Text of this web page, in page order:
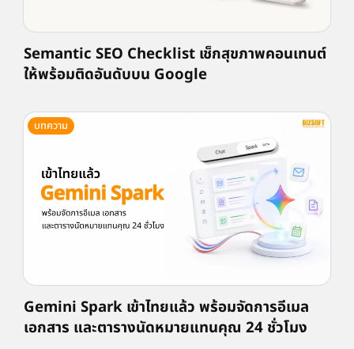
Semantic SEO Checklist เช็กสุขภาพคอนเทนต์
ให้พร้อมติดอันดับบน Google
บทความ
Gemini Spark เข้าไทยแล้ว พร้อมจัดการอีเมล
เอกสาร และตารางนัดหมายแทนคุณ 24 ชั่วโมง